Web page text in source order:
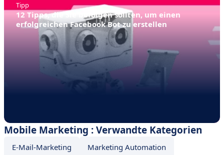
Tipp
12 Tipps, die Sie befolgen sollten, um einen
erfolgreichen Facebook Bot zu erstellen
Mobile Marketing : Verwandte Kategorien
E-Mail-Marketing Marketing Automation